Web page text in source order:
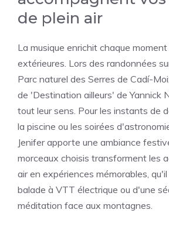
de plein air
La musique enrichit chaque
extérieures. Lors des randonnées
Parc naturel des Serres de Cadí-
de 'Destination ailleurs' de Yannick
tout leur sens. Pour les instants de
la piscine ou les soirées
Jenifer apporte une ambiance
morceaux choisis transforment les
air en expériences mémorables,
balade à VTT électrique ou d'une
méditation face aux montagnes.